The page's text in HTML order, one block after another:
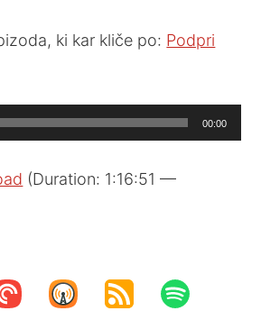
ki kar kliče po: Podpri
00:00
(Duration: 1:16:51 —